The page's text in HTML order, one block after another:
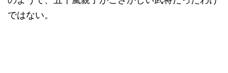
ではない。